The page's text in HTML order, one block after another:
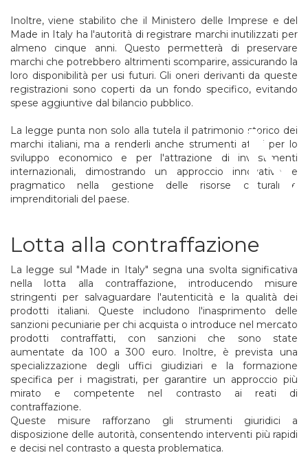
Inoltre, viene stabilito che il Ministero delle Imprese e del
Made in Italy ha l'autorità di registrare marchi inutilizzati per
almeno cinque anni. Questo permetterà di preservare
marchi che potrebbero altrimenti scomparire, assicurando la
loro disponibilità per usi futuri. Gli oneri derivanti da queste
registrazioni sono coperti da un fondo specifico, evitando
spese aggiuntive dal bilancio pubblico.
La legge punta non solo alla tutela il patrimonio storico dei
marchi italiani, ma a renderli anche strumenti attivi per lo
sviluppo economico e per l'attrazione di investimenti
internazionali, dimostrando un approccio innovativo e
pragmatico nella gestione delle risorse culturali e
imprenditoriali del paese.
Lotta alla contraffazione
La legge sul "Made in Italy" segna una svolta significativa
nella lotta alla contraffazione, introducendo misure
stringenti per salvaguardare l'autenticità e la qualità dei
prodotti italiani. Queste includono l'inasprimento delle
sanzioni pecuniarie per chi acquista o introduce nel mercato
prodotti contraffatti, con sanzioni che sono state
aumentate da 100 a 300 euro. Inoltre, è prevista una
specializzazione degli uffici giudiziari e la formazione
specifica per i magistrati, per garantire un approccio più
mirato e competente nel contrasto ai reati di
contraffazione.
Queste misure rafforzano gli strumenti giuridici a
disposizione delle autorità, consentendo interventi più rapidi
e decisi nel contrasto a questa problematica.